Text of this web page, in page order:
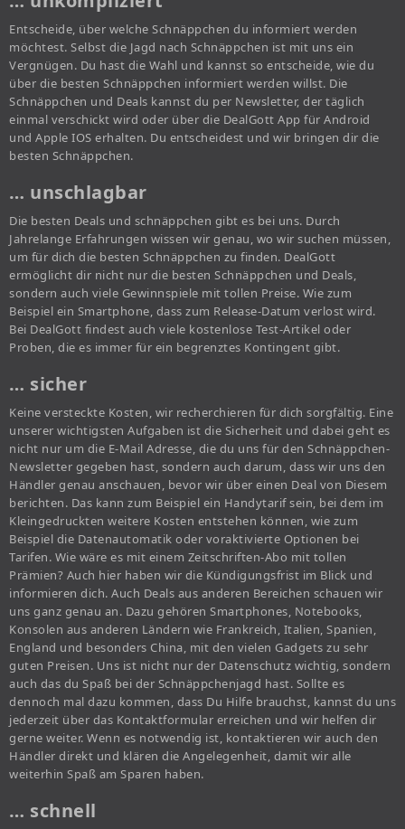
Entscheide, über welche Schnäppchen du informiert werden
möchtest. Selbst die Jagd nach Schnäppchen ist mit uns ein
Vergnügen. Du hast die Wahl und kannst so entscheide, wie du
über die besten Schnäppchen informiert werden willst. Die
Schnäppchen und Deals kannst du per Newsletter, der täglich
einmal verschickt wird oder über die DealGott App für Android
und Apple IOS erhalten. Du entscheidest und wir bringen dir die
besten Schnäppchen.
… unschlagbar
Die besten Deals und schnäppchen gibt es bei uns. Durch
Jahrelange Erfahrungen wissen wir genau, wo wir suchen müssen,
um für dich die besten Schnäppchen zu finden. DealGott
ermöglicht dir nicht nur die besten Schnäppchen und Deals,
sondern auch viele Gewinnspiele mit tollen Preise. Wie zum
Beispiel ein Smartphone, dass zum Release-Datum verlost wird.
Bei DealGott findest auch viele kostenlose Test-Artikel oder
Proben, die es immer für ein begrenztes Kontingent gibt.
… sicher
Keine versteckte Kosten, wir recherchieren für dich sorgfältig. Eine
unserer wichtigsten Aufgaben ist die Sicherheit und dabei geht es
nicht nur um die E-Mail Adresse, die du uns für den Schnäppchen-
Newsletter gegeben hast, sondern auch darum, dass wir uns den
Händler genau anschauen, bevor wir über einen Deal von Diesem
berichten. Das kann zum Beispiel ein Handytarif sein, bei dem im
Kleingedruckten weitere Kosten entstehen können, wie zum
Beispiel die Datenautomatik oder voraktivierte Optionen bei
Tarifen. Wie wäre es mit einem Zeitschriften-Abo mit tollen
Prämien? Auch hier haben wir die Kündigungsfrist im Blick und
informieren dich. Auch Deals aus anderen Bereichen schauen wir
uns ganz genau an. Dazu gehören Smartphones, Notebooks,
Konsolen aus anderen Ländern wie Frankreich, Italien, Spanien,
England und besonders China, mit den vielen Gadgets zu sehr
guten Preisen. Uns ist nicht nur der Datenschutz wichtig, sondern
auch das du Spaß bei der Schnäppchenjagd hast. Sollte es
dennoch mal dazu kommen, dass Du Hilfe brauchst, kannst du uns
jederzeit über das Kontaktformular erreichen und wir helfen dir
gerne weiter. Wenn es notwendig ist, kontaktieren wir auch den
Händler direkt und klären die Angelegenheit, damit wir alle
weiterhin Spaß am Sparen haben.
… schnell